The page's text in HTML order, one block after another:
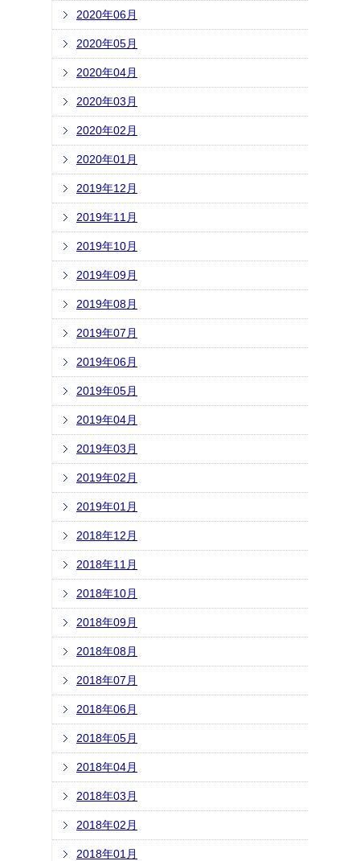
2020年06月
2020年05月
2020年04月
2020年03月
2020年02月
2020年01月
2019年12月
2019年11月
2019年10月
2019年09月
2019年08月
2019年07月
2019年06月
2019年05月
2019年04月
2019年03月
2019年02月
2019年01月
2018年12月
2018年11月
2018年10月
2018年09月
2018年08月
2018年07月
2018年06月
2018年05月
2018年04月
2018年03月
2018年02月
2018年01月